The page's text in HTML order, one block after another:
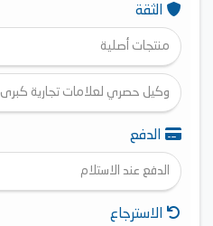
الثقة
منتجات أصلية
وكيل حصري لعلامات تجارية كبرى
الدفع
الدفع عند الاستلام
الاسترجاع